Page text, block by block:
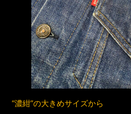
“濃紺”の大きめサイズから